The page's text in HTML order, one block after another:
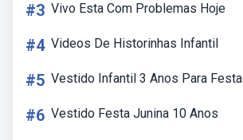
#3 Vivo Esta Com Problemas Hoje
#4 Videos De Historinhas Infantil
#5 Vestido Infantil 3 Anos Para Festa
#6 Vestido Festa Junina 10 Anos